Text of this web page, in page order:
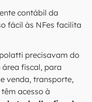
contábil da
fácil às NFes facilita
precisavam do
fiscal, para
venda, transporte,
acesso à